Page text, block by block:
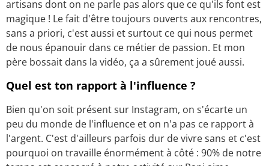
artisans dont on ne parle pas alors que ce qu'ils font est
magique ! Le fait d'être toujours ouverts aux rencontres,
sans a priori, c'est aussi et surtout ce qui nous permet
de nous épanouir dans ce métier de passion. Et mon
père bossait dans la vidéo, ça a sûrement joué aussi.
Quel est ton rapport à l'influence ?
Bien qu'on soit présent sur Instagram, on s'écarte un
peu du monde de l'influence et on n'a pas ce rapport à
l'argent. C'est d'ailleurs parfois dur de vivre sans et c'est
pourquoi on travaille énormément à côté : 90% de notre